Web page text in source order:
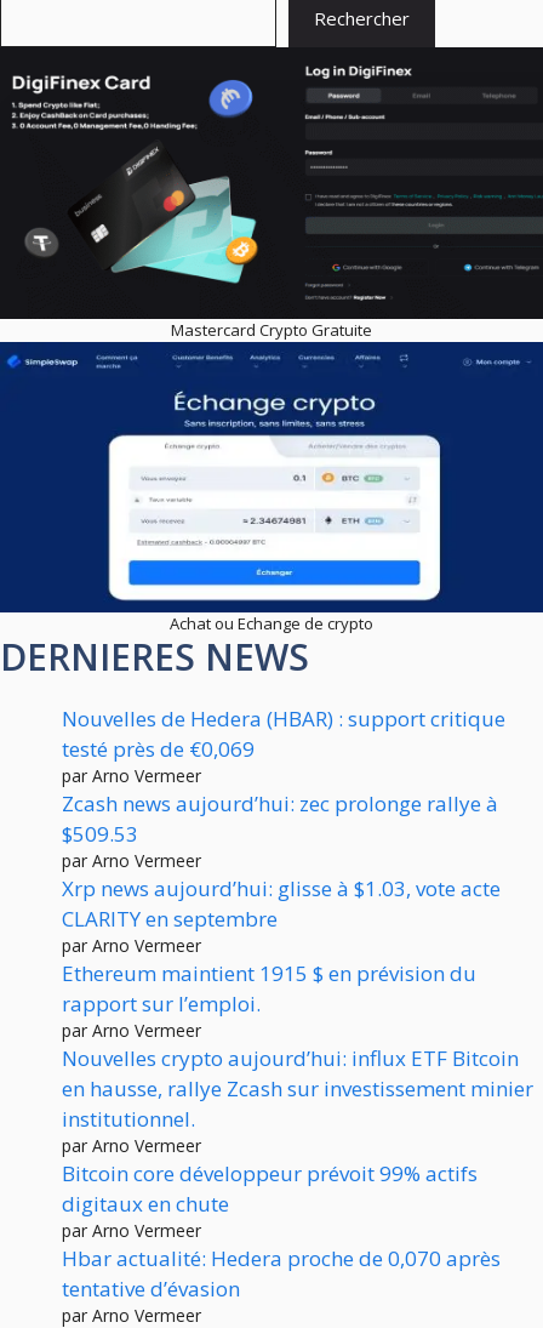
Rechercher
Mastercard Crypto Gratuite
Achat ou Echange de crypto
DERNIERES NEWS
Nouvelles de Hedera (HBAR) : support critique
testé près de €0,069
par Arno Vermeer
Zcash news aujourd’hui: zec prolonge rallye à
$509.53
par Arno Vermeer
Xrp news aujourd’hui: glisse à $1.03, vote acte
CLARITY en septembre
par Arno Vermeer
Ethereum maintient 1915 $ en prévision du
rapport sur l’emploi.
par Arno Vermeer
Nouvelles crypto aujourd’hui: influx ETF Bitcoin
en hausse, rallye Zcash sur investissement minier
institutionnel.
par Arno Vermeer
Bitcoin core développeur prévoit 99% actifs
digitaux en chute
par Arno Vermeer
Hbar actualité: Hedera proche de 0,070 après
tentative d’évasion
par Arno Vermeer